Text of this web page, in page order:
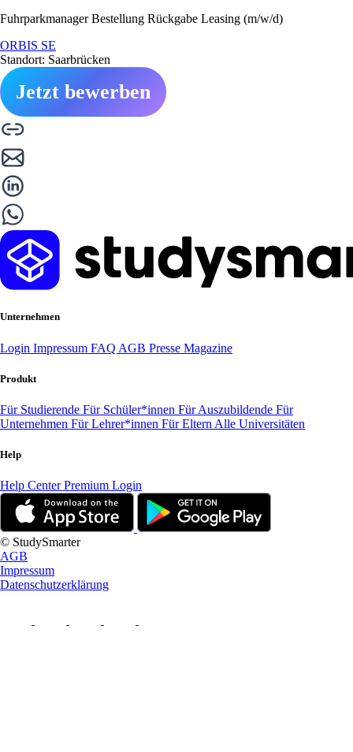
Fuhrparkmanager Bestellung Rückgabe Leasing (m/w/d)
ORBIS SE
Standort: Saarbrücken
Jetzt bewerben
Unternehmen
Login Impressum FAQ AGB Presse Magazine
Produkt
Für Studierende Für Schüler*innen Für Auszubildende Für
Unternehmen Für Lehrer*innen Für Eltern Alle Universitäten
Help
Help CenterPremium Login
© StudySmarter
AGB
Impressum
Datenschutzerklärung